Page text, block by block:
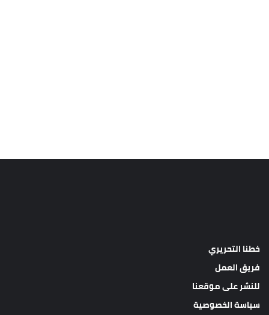
خطنا التحريري
فريق العمل
للنشر على موقعنا
سياسة الخصوصية